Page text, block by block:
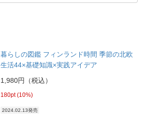
暮らしの図鑑 フィンランド時間 季節の北欧
生活44×基礎知識×実践アイデア
1,980円（税込）
180pt (10%)
2024.02.13発売